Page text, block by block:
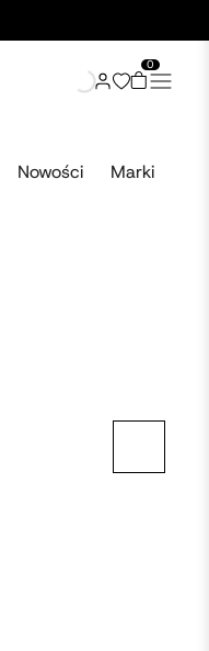
0
Nowości Marki